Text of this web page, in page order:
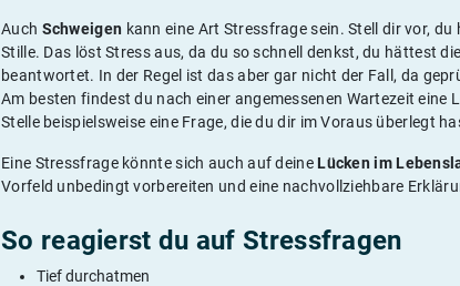
Auch Schweigen kann eine Art Stressfrage sein. Stell dir vor,
Stille. Das löst Stress aus, da du so schnell denkst, du hättest
beantwortet. In der Regel ist das aber gar nicht der Fall, da
Am besten findest du nach einer angemessenen Wartezeit
Stelle beispielsweise eine Frage, die du dir im Voraus überlegt
Eine Stressfrage könnte sich auch auf deine Lücken im
Vorfeld unbedingt vorbereiten und eine nachvollziehbare
So reagierst du auf Stressfragen
Tief durchatmen